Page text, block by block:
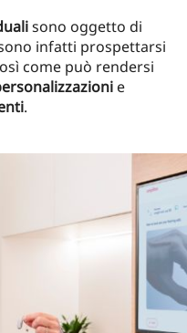
sono oggetto di
infatti prospettarsi
come può rendersi
e
.